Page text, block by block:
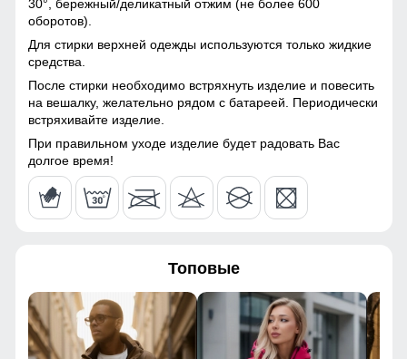
Удобно и надёжно, без лишних деталей. Обеспечивает
аккуратный вид стиль и комфортную посадку.
Пояс и шнуровка!
Эти элементы позволяют отрегулировать капюшон по
объёму, обеспечивая надёжную защиту от ветра и
холода, а также подчёркивают аккуратный и ухоженный
вид.
43
66
50
40
Материал подкладки
капюшона
Материал подкладки
кармана
Материал наполнителя Синтепон
Фактура материала Шероховатая, стеганная
кв.м)
Конструктивные особенности
30°, бережный/деликатный отжим (не более 600
оборотов).
Для стирки верхней одежды используются только жидкие
средства.
После стирки необходимо встряхнуть изделие и повесить
на вешалку, желательно рядом с батареей. Периодически
встряхивайте изделие.
При правильном уходе изделие будет радовать Вас
долгое время!
Топовые